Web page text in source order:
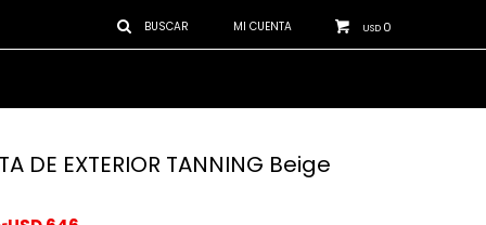
USD 0
DE EXTERIOR TANNING Beige